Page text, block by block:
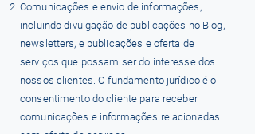
Comunicações e envio de informações,
incluindo divulgação de publicações no Blog,
newsletters, e publicações e oferta de
serviços que possam ser do interesse dos
nossos clientes. O fundamento jurídico é o
consentimento do cliente para receber
comunicações e informações relacionadas